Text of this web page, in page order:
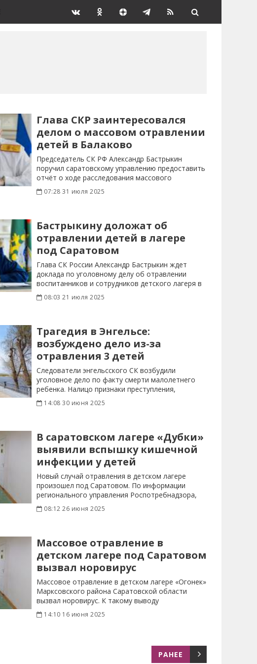
Глава СКР заинтересовался
делом о массовом отравлении
детей в Балаково
Председатель СК РФ Александр Бастрыкин
поручил саратовскому управлению предоставить
отчёт о ходе расследования массового
отравления детей
07:28 31 июля 2025
Бастрыкину доложат об
отравлении детей в лагере
под Саратовом
Глава СК России Александр Бастрыкин ждет
доклада по уголовному делу об отравлении
воспитанников и сотрудников детского лагеря в
08:03 21 июля 2025
Трагедия в Энгельсе:
возбуждено дело из-за
отравления 3 детей
Следователи энгельсского СК возбудили
уголовное дело по факту смерти малолетнего
ребенка. Налицо признаки преступления,
предусмотренного
14:08 30 июня 2025
В саратовском лагере «Дубки»
выявили вспышку кишечной
инфекции у детей
Новый случай отравления в детском лагере
произошел под Саратовом. По информации
регионального управления Роспотребнадзора,
ЧП случилось в
08:12 26 июня 2025
Массовое отравление в
детском лагере под Саратовом
вызвал норовирус
Массовое отравление в детском лагере «Огонек»
Марксовского района Саратовской области
вызвал норовирус. К такому выводу
14:10 16 июня 2025
РАНЕЕ